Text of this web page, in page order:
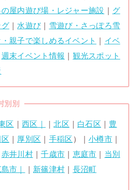
屋内遊び場・レジャー施設 ｜ グ
グ ｜ 水遊び｜ 雪遊び・さっぽろ雪
親子で楽しめるイベント ｜ イベ
週末イベント情報 ｜ 観光スポット
別別
区 ｜西区｜ ｜北区 ｜ 白石区 ｜ 豊
｜ 厚別区 ｜ 手稲区 ）｜小樽市 ｜
赤井川村 ｜千歳市 ｜ 恵庭市 ｜ 当別
市｜ ｜ 新篠津村 ｜ 長沼町